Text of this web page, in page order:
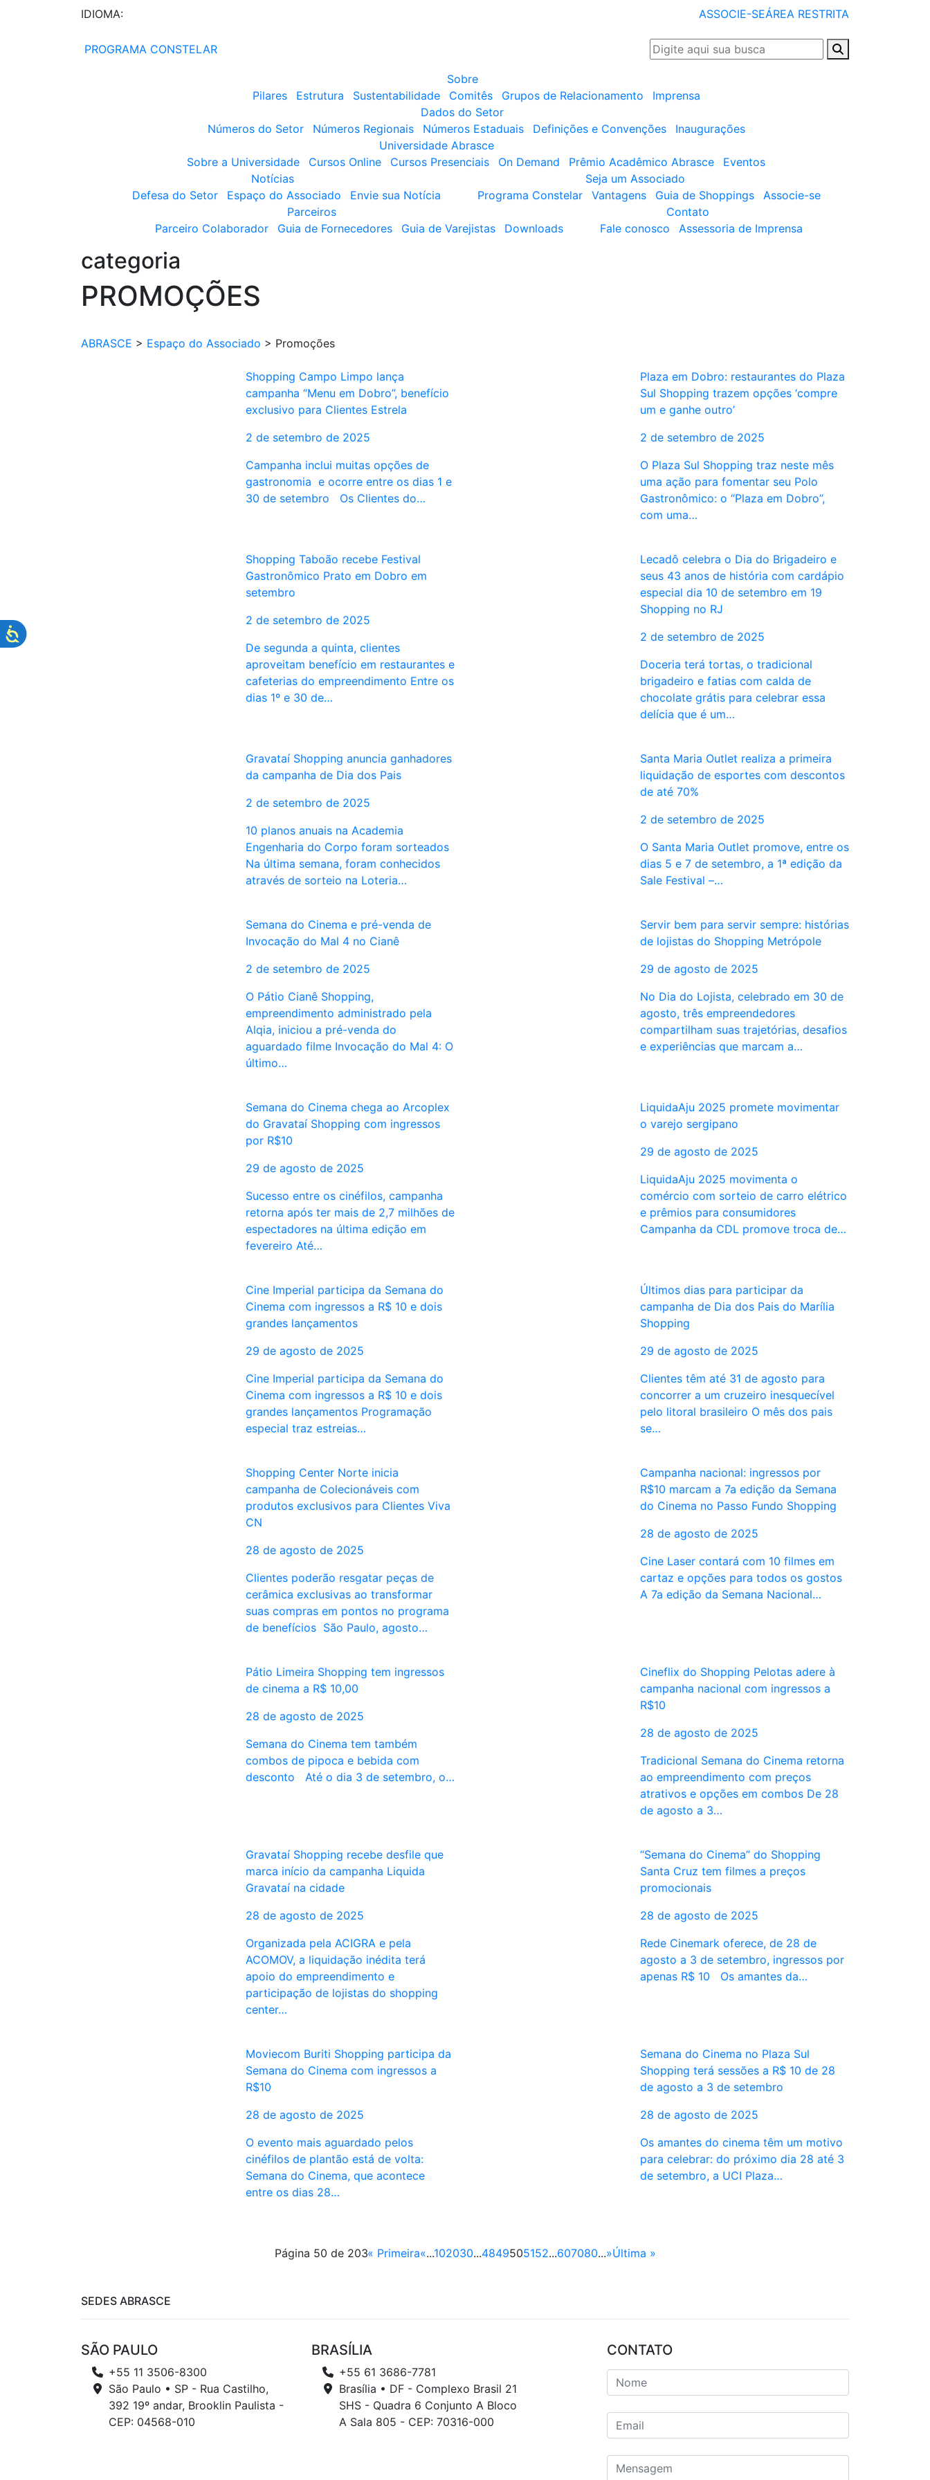
IDIOMA: ASSOCIE-SEÁREA RESTRITA
PROGRAMA CONSTELAR
Sobre
Pilares
Estrutura Sustentabilidade Comitês Grupos de Relacionamento
Imprensa
Dados do Setor
Números do Setor
Números Regionais Números Estaduais Definições e Convenções
Inaugurações
Universidade Abrasce
Sobre a Universidade
Cursos Online Cursos Presenciais On Demand Prêmio Acadêmico Abrasce
Eventos
Notícias
Defesa do Setor
Espaço do Associado Envie sua Notícia
Seja um Associado
Programa Constelar
Vantagens Guia de Shoppings
Associe-se
Parceiros
Parceiro Colaborador
Guia de Fornecedores Guia de Varejistas Downloads
Contato
Fale conosco
Assessoria de Imprensa
categoria
PROMOÇÕES
ABRASCE > Espaço do Associado > Promoções
Shopping Campo Limpo lança
campanha “Menu em Dobro”, benefício
exclusivo para Clientes Estrela
2 de setembro de 2025
Campanha inclui muitas opções de
gastronomia e ocorre entre os dias 1 e
30 de setembro Os Clientes do…
Plaza em Dobro: restaurantes do Plaza
Sul Shopping trazem opções ‘compre
um e ganhe outro’
2 de setembro de 2025
O Plaza Sul Shopping traz neste mês
uma ação para fomentar seu Polo
Gastronômico: o “Plaza em Dobro”,
com uma…
Shopping Taboão recebe Festival
Gastronômico Prato em Dobro em
setembro
2 de setembro de 2025
De segunda a quinta, clientes
aproveitam benefício em restaurantes e
cafeterias do empreendimento Entre os
dias 1º e 30 de…
Lecadô celebra o Dia do Brigadeiro e
seus 43 anos de história com cardápio
especial dia 10 de setembro em 19
Shopping no RJ
2 de setembro de 2025
Doceria terá tortas, o tradicional
brigadeiro e fatias com calda de
chocolate grátis para celebrar essa
delícia que é um…
Gravataí Shopping anuncia ganhadores
da campanha de Dia dos Pais
2 de setembro de 2025
10 planos anuais na Academia
Engenharia do Corpo foram sorteados
Na última semana, foram conhecidos
através de sorteio na Loteria…
Santa Maria Outlet realiza a primeira
liquidação de esportes com descontos
de até 70%
2 de setembro de 2025
O Santa Maria Outlet promove, entre os
dias 5 e 7 de setembro, a 1ª edição da
Sale Festival –…
Semana do Cinema e pré-venda de
Invocação do Mal 4 no Cianê
2 de setembro de 2025
O Pátio Cianê Shopping,
empreendimento administrado pela
Alqia, iniciou a pré-venda do
aguardado filme Invocação do Mal 4: O
último…
Servir bem para servir sempre: histórias
de lojistas do Shopping Metrópole
29 de agosto de 2025
No Dia do Lojista, celebrado em 30 de
agosto, três empreendedores
compartilham suas trajetórias, desafios
e experiências que marcam a…
Semana do Cinema chega ao Arcoplex
do Gravataí Shopping com ingressos
por R$10
29 de agosto de 2025
Sucesso entre os cinéfilos, campanha
retorna após ter mais de 2,7 milhões de
espectadores na última edição em
fevereiro Até…
LiquidaAju 2025 promete movimentar
o varejo sergipano
29 de agosto de 2025
LiquidaAju 2025 movimenta o
comércio com sorteio de carro elétrico
e prêmios para consumidores
Campanha da CDL promove troca de…
Cine Imperial participa da Semana do
Cinema com ingressos a R$ 10 e dois
grandes lançamentos
29 de agosto de 2025
Cine Imperial participa da Semana do
Cinema com ingressos a R$ 10 e dois
grandes lançamentos Programação
especial traz estreias…
Últimos dias para participar da
campanha de Dia dos Pais do Marília
Shopping
29 de agosto de 2025
Clientes têm até 31 de agosto para
concorrer a um cruzeiro inesquecível
pelo litoral brasileiro O mês dos pais
se…
Shopping Center Norte inicia
campanha de Colecionáveis com
produtos exclusivos para Clientes Viva
CN
28 de agosto de 2025
Clientes poderão resgatar peças de
cerâmica exclusivas ao transformar
suas compras em pontos no programa
de benefícios São Paulo, agosto…
Campanha nacional: ingressos por
R$10 marcam a 7a edição da Semana
do Cinema no Passo Fundo Shopping
28 de agosto de 2025
Cine Laser contará com 10 filmes em
cartaz e opções para todos os gostos
A 7a edição da Semana Nacional…
Pátio Limeira Shopping tem ingressos
de cinema a R$ 10,00
28 de agosto de 2025
Semana do Cinema tem também
combos de pipoca e bebida com
desconto Até o dia 3 de setembro, o…
Cineflix do Shopping Pelotas adere à
campanha nacional com ingressos a
R$10
28 de agosto de 2025
Tradicional Semana do Cinema retorna
ao empreendimento com preços
atrativos e opções em combos De 28
de agosto a 3…
Gravataí Shopping recebe desfile que
marca início da campanha Liquida
Gravataí na cidade
28 de agosto de 2025
Organizada pela ACIGRA e pela
ACOMOV, a liquidação inédita terá
apoio do empreendimento e
participação de lojistas do shopping
center…
“Semana do Cinema” do Shopping
Santa Cruz tem filmes a preços
promocionais
28 de agosto de 2025
Rede Cinemark oferece, de 28 de
agosto a 3 de setembro, ingressos por
apenas R$ 10 Os amantes da…
Moviecom Buriti Shopping participa da
Semana do Cinema com ingressos a
R$10
28 de agosto de 2025
O evento mais aguardado pelos
cinéfilos de plantão está de volta:
Semana do Cinema, que acontece
entre os dias 28…
Semana do Cinema no Plaza Sul
Shopping terá sessões a R$ 10 de 28
de agosto a 3 de setembro
28 de agosto de 2025
Os amantes do cinema têm um motivo
para celebrar: do próximo dia 28 até 3
de setembro, a UCI Plaza…
Página 50 de 203« Primeira«...102030...4849505152...607080...»Última »
SEDES ABRASCE
SÃO PAULO
+55 11 3506-8300
São Paulo • SP - Rua Castilho,
392 19º andar, Brooklin Paulista -
CEP: 04568-010
BRASÍLIA
+55 61 3686-7781
Brasília • DF - Complexo Brasil 21
SHS - Quadra 6 Conjunto A Bloco
A Sala 805 - CEP: 70316-000
CONTATO